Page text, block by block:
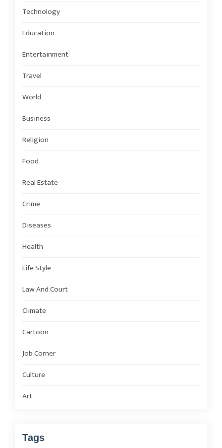
Technology
Education
Entertainment
Travel
World
Business
Religion
Food
Real Estate
Crime
Diseases
Health
Life Style
Law And Court
Climate
Cartoon
Job Corner
Culture
Art
Tags